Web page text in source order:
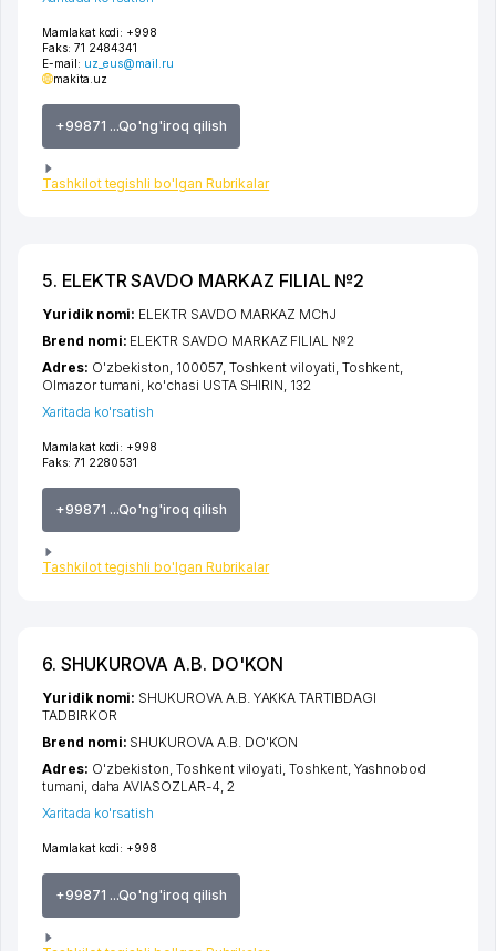
Mamlakat kodi: +998
Faks: 71 2484341
E-mail: uz_eus@mail.ru
makita.uz
+99871 ...Qo'ng'iroq qilish
Tashkilot tegishli bo'lgan Rubrikalar
5. ELEKTR SAVDO MARKAZ FILIAL №2
Mamlakat kodi: +998
Faks: 71 2280531
+99871 ...Qo'ng'iroq qilish
Tashkilot tegishli bo'lgan Rubrikalar
Yuridik nomi: ELEKTR SAVDO MARKAZ MChJ
Brend nomi: ELEKTR SAVDO MARKAZ FILIAL №2
Adres: O'zbekiston, 100057, Toshkent viloyati Toshkent
Olmazor tumani ko'chasi USTA SHIRIN , 132
Xaritada ko'rsatish
6. SHUKUROVA A.B. DO'KON
Mamlakat kodi: +998
+99871 ...Qo'ng'iroq qilish
Yuridik nomi: SHUKUROVA A.B. YAKKA TARTIBDAGI
TADBIRKOR
Brend nomi: SHUKUROVA A.B. DO'KON
Adres: O'zbekiston,Toshkent viloyati,Toshkent, Yashnobod
tumani, daha AVIASOZLAR-4, 2
Xaritada ko'rsatish